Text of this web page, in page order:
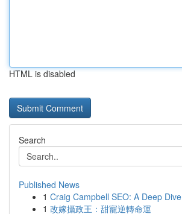
HTML is disabled
Search
Published News
1 Craig Campbell SEO: A Deep Dive
1 改嫁攝政王：甜寵逆轉命運